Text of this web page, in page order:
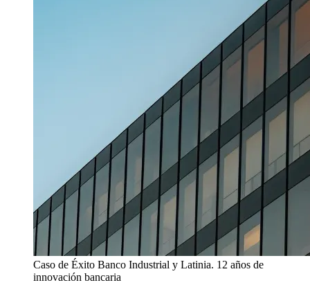
Caso de Éxito Banco Industrial y Latinia. 12 años de
innovación bancaria